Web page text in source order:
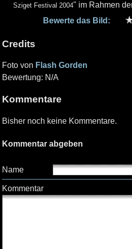
Sziget Festival 2004" im Rahmen
Bewerte das Bild:
Credits
Foto von Flash Gorden
Bewertung: N/A
Kommentare
Bisher noch keine Kommentare.
Kommentar abgeben
Name
Kommentar